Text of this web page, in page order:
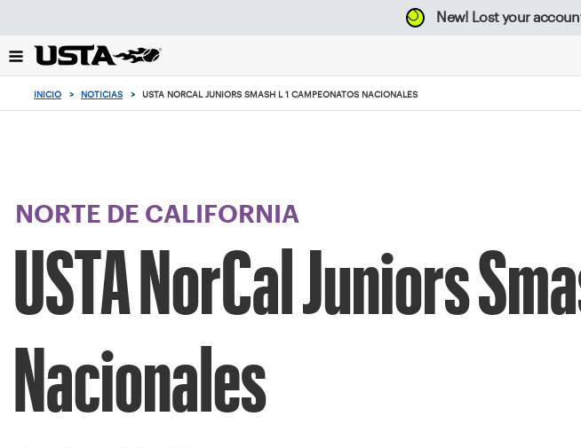
el
botón
New! Lost your
INICIO > NOTICIAS > USTA NORCAL JUNIORS SMASH L 1 CAMPEONATOS NACIONALES
NORTE DE CALIFORNIA
USTA NorCal Juniors
Nacionales